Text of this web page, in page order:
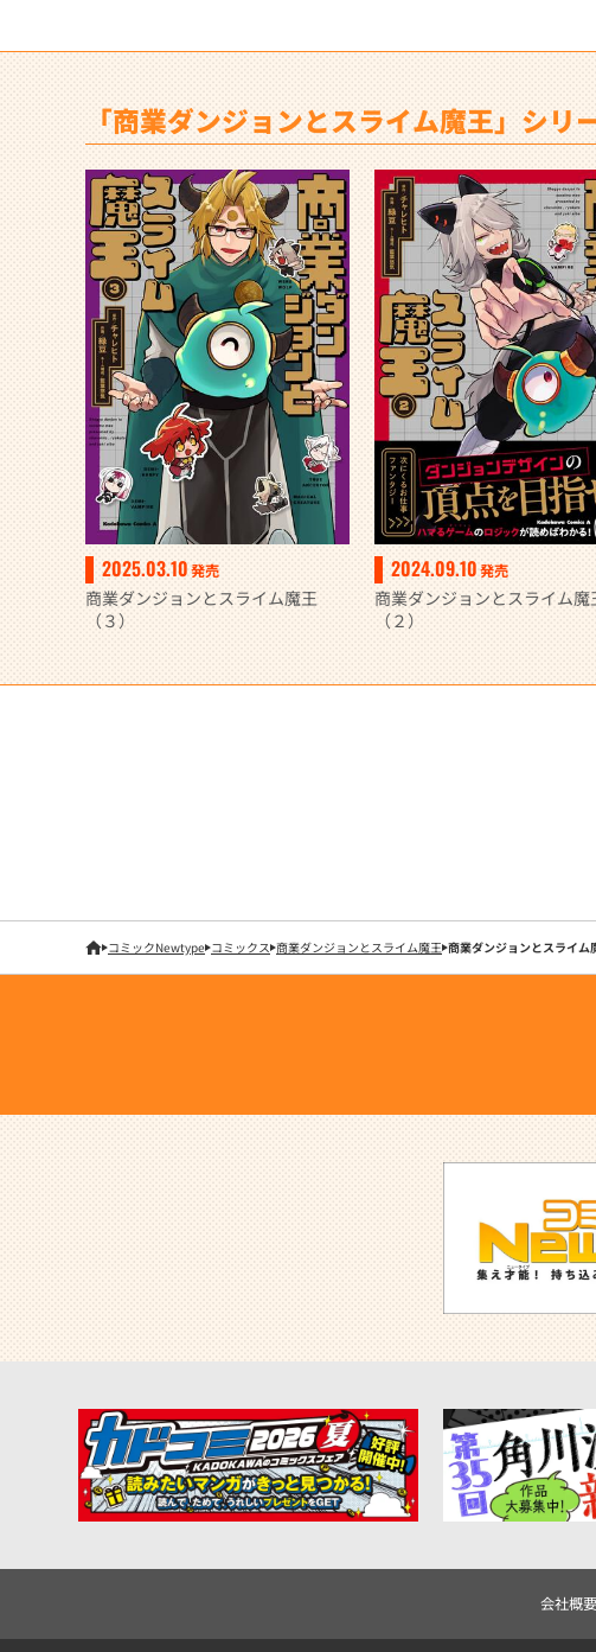
「商業ダンジョンとスライム魔王」シリ
2025.03.10発売
商業ダンジョンとスライム魔王
（３）
2024.09.10発売
商業ダンジョンとスライム魔
（２）
コミックNewtype コミックス 商業ダンジョンとスライム魔王 商業ダンジョンとスライム
会社概要